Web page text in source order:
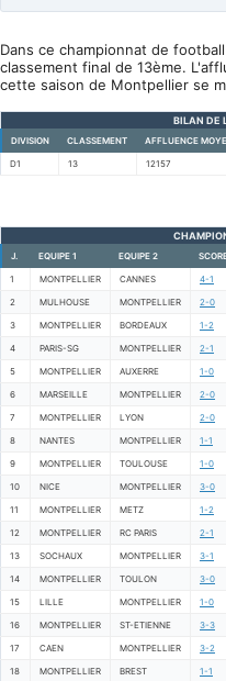
Dans ce championnat de
classement final de 13ème.
cette saison de Montpellier se
BILAN DE
DIVISION CLASSEMENT AFFLUENCE
D1 13 12157
J. EQUIPE 1 EQUIPE 2
1 MONTPELLIER CANNES 4-1
2 MULHOUSE MONTPELLIER 2-0
3 MONTPELLIER BORDEAUX 1-2
4 PARIS-SG MONTPELLIER 2-1
5 MONTPELLIER AUXERRE 1-0
6 MARSEILLE MONTPELLIER 2-0
7 MONTPELLIER LYON 2-0
8 NANTES MONTPELLIER 1-1
9 MONTPELLIER TOULOUSE 1-0
10 NICE MONTPELLIER 3-0
11 MONTPELLIER METZ 1-2
12 MONTPELLIER RC PARIS 2-1
13 SOCHAUX MONTPELLIER 3-1
14 MONTPELLIER TOULON 3-0
15 LILLE MONTPELLIER 1-0
16 MONTPELLIER ST-ETIENNE 3-3
17 CAEN MONTPELLIER 3-2
18 MONTPELLIER BREST 1-1